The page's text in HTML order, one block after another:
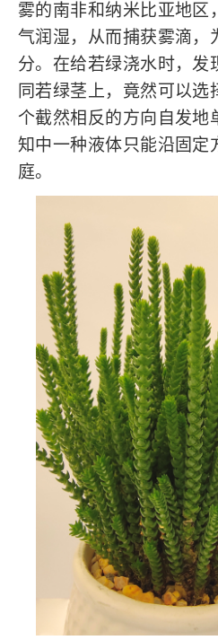
雾的南非和纳米比亚地区
气润湿，从而捕获雾滴，
分。在给若绿浇水时，发
同若绿茎上，竟然可以选
个截然相反的方向自发地
知中一种液体只能沿固定
庭。